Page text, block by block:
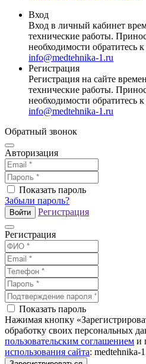
Вход
Вход в личный кабинет
технические работы.
необходимости обратитесь
info@medtehnika-1.ru
Регистрация
Регистрация на сайте
технические работы.
необходимости обратитесь
info@medtehnika-1.ru
Обратный звонок
Авторизация
Показать пароль
Забыли пароль?
Войти Регистрация
Регистрация
Показать пароль
Нажимая кнопку
обработку своих персональных
пользовательским соглашением и
использования сайта: medtehnika-